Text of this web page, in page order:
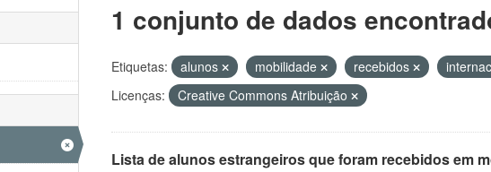
1 conjunto de dados
Etiquetas: alunos mobilidade recebidos
Licenças:
Creative Commons Atribuição
Lista de alunos estrangeiros que foram recebidos em